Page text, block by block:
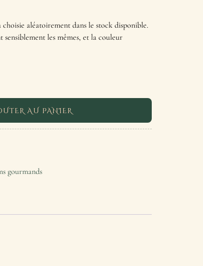
aléatoirement dans le stock disponible.
les mêmes, et la couleur
AU PANIER
gourmands